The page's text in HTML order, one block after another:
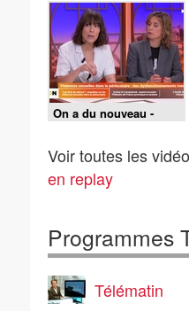
On a du nouveau -
Emission du 20-05-26
Voir toutes les
en replay
Programmes
Télématin